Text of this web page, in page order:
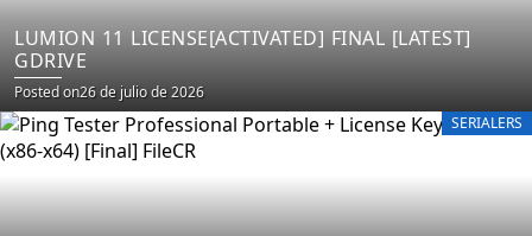
LUMION 11 LICENSE[ACTIVATED] FINAL [LATEST]
GDRIVE
Posted on26 de julio de 2026
SERIALERS